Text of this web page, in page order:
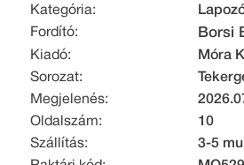
Kategória:
Fordító:
Borsi
Kiadó:
Móra
Sorozat:
Megjelenés:
Oldalszám:
10
Szállítás:
3-5